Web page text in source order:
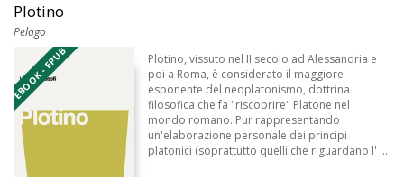
Plotino
Pelago
EBOOK - EPUB
Plotino, vissuto nel II secolo ad Alessandria e
poi a Roma, è considerato il maggiore
esponente del neoplatonismo, dottrina
filosofica che fa "riscoprire" Platone nel
mondo romano. Pur rappresentando
un'elaborazione personale dei principi
platonici (soprattutto quelli che riguardano l' ...